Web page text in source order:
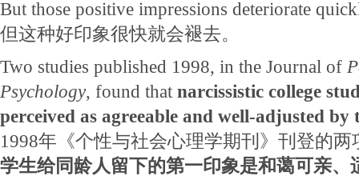
But those positive impressions deteriorate
但这种好印象很快就会褪去。
Two studies published 1998, in the Journal of
Psychology, found that narcissistic college
perceived as agreeable and well-adjusted by
1998年《个性与社会心理学期刊》刊登的两
学生给同龄人留下的第一印象是和蔼可亲、